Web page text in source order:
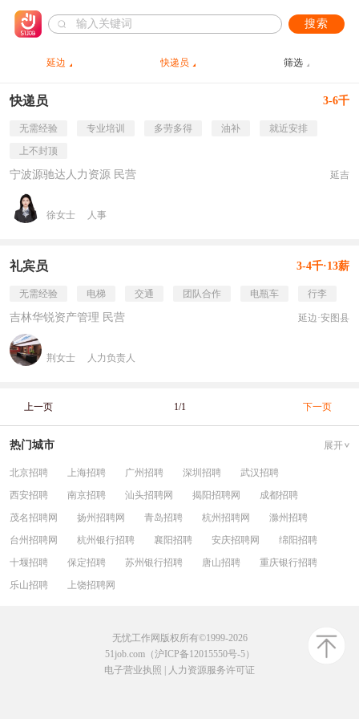
搜索
延边 快递员 筛选
快递员 3-6千
无需经验 专业培训 多劳多得 油补
就近安排
上不封顶
宁波源驰达人力资源 民营 延吉
徐女士 人事
礼宾员 3-4千·13薪
无需经验 电梯 交通 团队合作 电瓶车 行李
吉林华锐资产管理 民营 延边·安图县
荆女士 人力负责人
上一页 1/1 下一页
热门城市 展开
北京招聘 上海招聘 广州招聘 深圳招聘
武汉招聘
西安招聘
南京招聘 汕头招聘网 揭阳招聘网
成都招聘
茂名招聘网
扬州招聘网 青岛招聘 杭州招聘网
滁州招聘
台州招聘网
杭州银行招聘 襄阳招聘 安庆招聘网
绵阳招聘
十堰招聘
保定招聘 苏州银行招聘 唐山招聘
重庆银行招聘
乐山招聘
上饶招聘网
无忧工作网版权所有©1999-2026
51job.com（沪ICP备12015550号-5）
电子营业执照
人力资源服务许可证